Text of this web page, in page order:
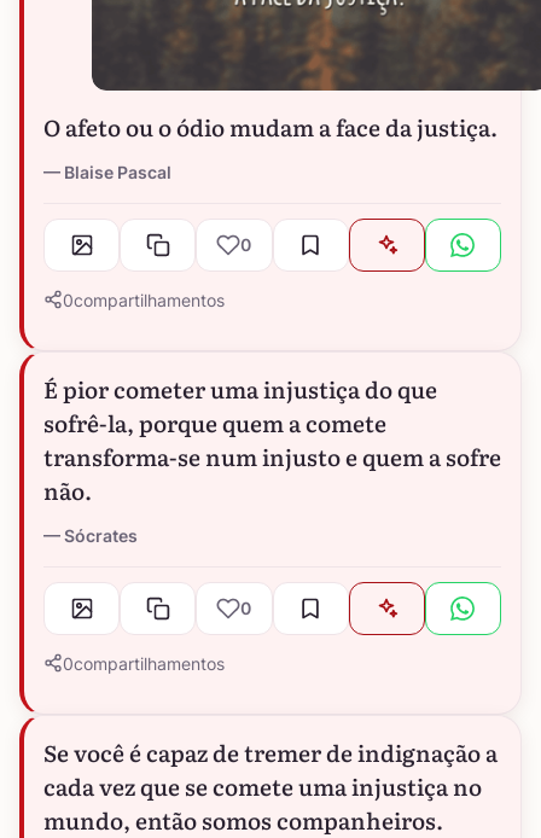
O afeto ou o ódio mudam a face da justiça.
Blaise Pascal
0
0compartilhamentos
É pior cometer uma injustiça do que
sofrê-la, porque quem a comete
transforma-se num injusto e quem a sofre
não.
Sócrates
0
0compartilhamentos
Se você é capaz de tremer de indignação a
cada vez que se comete uma injustiça no
mundo, então somos companheiros.